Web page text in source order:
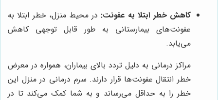
کاهش خطر ابتلا به عفونت: در محیط منزل، خطر ابتلا به
عفونت‌های بیمارستانی به طور قابل توجهی کاهش
می‌یابد.
مراکز درمانی به دلیل تردد بالای بیماران، همواره در معرض
خطر انتقال عفونت‌ها قرار دارند. سرم درمانی در منزل این
خطر را به حداقل می‌رساند و به شما کمک می‌کند تا در